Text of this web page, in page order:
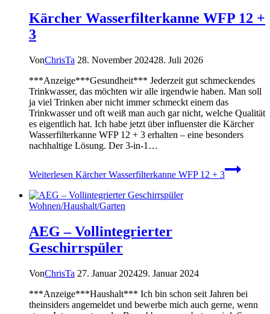
Kärcher Wasserfilterkanne WFP 12 +
3
VonChrisTa 28. November 202428. Juli 2026
***Anzeige***Gesundheit*** Jederzeit gut schmeckendes
Trinkwasser, das möchten wir alle irgendwie haben. Man soll
ja viel Trinken aber nicht immer schmeckt einem das
Trinkwasser und oft weiß man auch gar nicht, welche Qualität
es eigentlich hat. Ich habe jetzt über influenster die Kärcher
Wasserfilterkanne WFP 12 + 3 erhalten – eine besonders
nachhaltige Lösung. Der 3-in-1…
Weiterlesen Kärcher Wasserfilterkanne WFP 12 + 3
Wohnen/Haushalt/Garten
AEG – Vollintegrierter
Geschirrspüler
VonChrisTa 27. Januar 202429. Januar 2024
***Anzeige***Haushalt*** Ich bin schon seit Jahren bei
theinsiders angemeldet und bewerbe mich auch gerne, wenn